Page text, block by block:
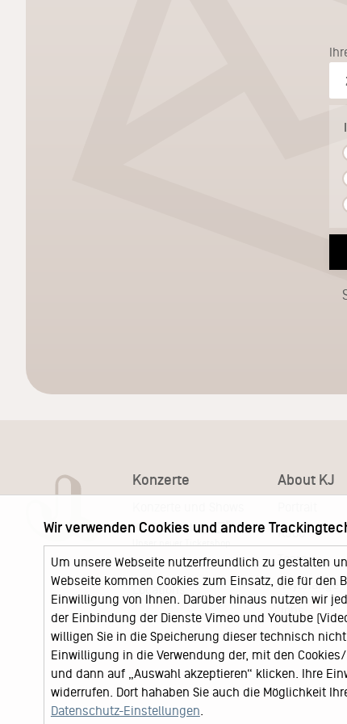
Konzerte
KJ Ticketshop
Unser neuer Ticketshop
News
Locations
About KJ
KJ60
Team
Keychange
Jobs
Wir verwenden Cookies und andere
Um unsere Webseite nutzerfreundlich zu gestalten
Webseite kommen Cookies zum Einsatz, die für
Einwilligung von Ihnen. Darüber hinaus nutzen wir
der Einbindung der Dienste Vimeo und Youtube
willigen Sie in die Speicherung dieser technisch
Einwilligung in die Verwendung der, mit den
und dann auf „Auswahl akzeptieren“ klicken. Ihre
widerrufen. Dort hahaben Sie auch die Möglichkeit
Datenschutz-Einstellungen